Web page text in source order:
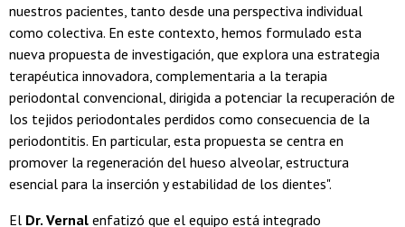
nuestros pacientes, tanto desde una perspectiva individual
como colectiva. En este contexto, hemos formulado esta
nueva propuesta de investigación, que explora una estrategia
terapéutica innovadora, complementaria a la terapia
periodontal convencional, dirigida a potenciar la recuperación de
los tejidos periodontales perdidos como consecuencia de la
periodontitis. En particular, esta propuesta se centra en
promover la regeneración del hueso alveolar, estructura
esencial para la inserción y estabilidad de los dientes".
El Dr. Vernal enfatizó que el equipo está integrado